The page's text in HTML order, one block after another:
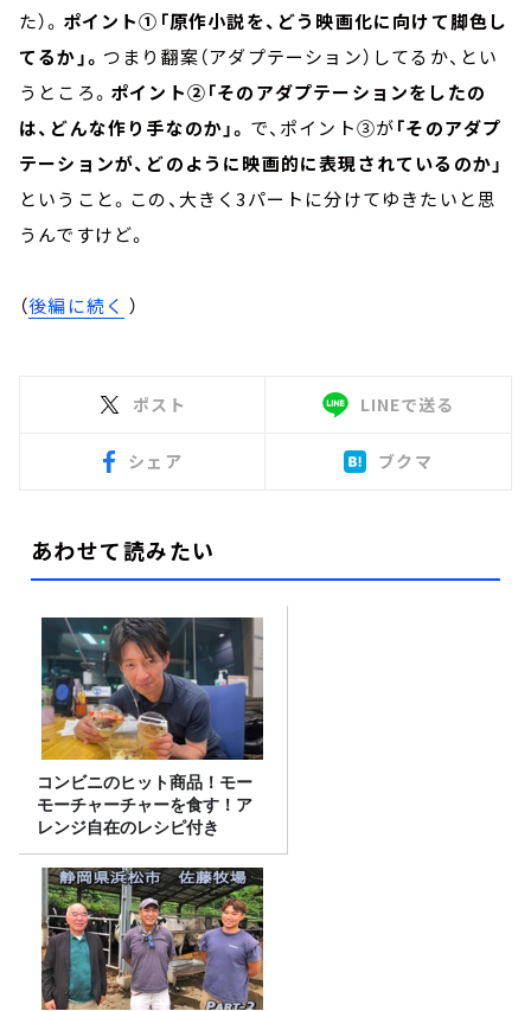
た）。 ポイント①「原作小説を、どう映画化に向けて脚色し
てるか」。 つまり翻案（アダプテーション）してるか、とい
うところ。 ポイント②「そのアダプテーションをしたの
は、どんな作り手なのか」。 で、ポイント③が「そのアダプ
テーションが、どのように映画的に表現されているのか」
ということ。この、大きく3パートに分けてゆきたいと思
うんですけど。
（後編に続く ）
ポスト LINEで送る
シェア ブクマ
あわせて読みたい
コンビニのヒット商品！モー
モーチャーチャーを食す！ア
レンジ自在のレシピ付き